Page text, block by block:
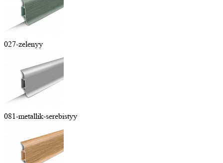
027-zelenyy
081-metallik-serebistyy